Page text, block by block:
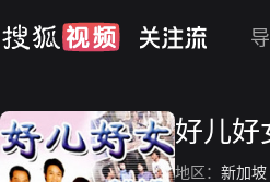
好儿好
地区： 新加坡